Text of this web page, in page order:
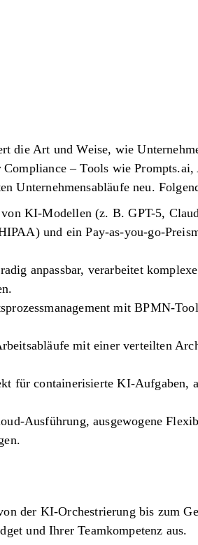
die Art und Weise, wie
Compliance – Tools wie
Unternehmensabläufe neu.
KI-Modellen (z. B. GPT-5,
und ein Pay-as-you-go-
anpassbar, verarbeitet
mit BPMN-
mit einer verteilten
für containerisierte KI-Aufgaben,
Ausführung, ausgewogene
der KI-Orchestrierung bis zum
und Ihrer Teamkompetenz aus.